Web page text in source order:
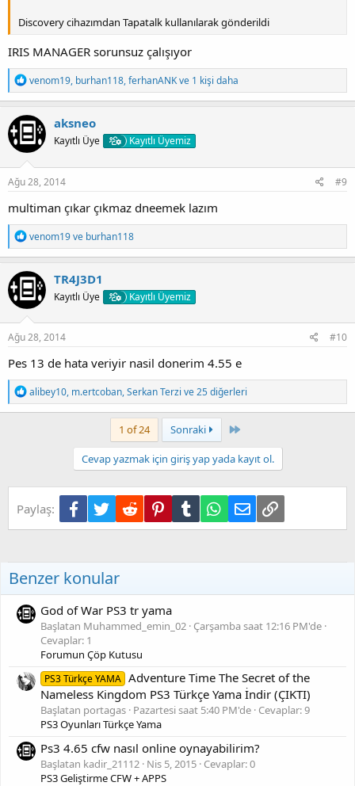
Discovery cihazımdan Tapatalk kullanılarak gönderildi
IRIS MANAGER sorunsuz çalışıyor
T
e
p
k
i
l
e
r
:
venom19, burhan118,ferhanANKve 1 kişi daha
aksneo
Kayıtlı Üye Kayıtlı Üyemiz
Ağu 28, 2014 #9
multiman çıkar çıkmaz dneemek lazım
T
e
p
k
i
l
e
r
:
venom19ve burhan118
TR4J3D1
Kayıtlı Üye Kayıtlı Üyemiz
Ağu 28, 2014 #10
Pes 13 de hata veriyir nasil donerim 4.55 e
T
e
p
:
alibey10, m.ertcoban,Serkan Terzi ve 25 diğerleri
1 of 24 Sonraki Son
Cevap yazmak için giriş yap yada kayıt ol.
Paylaş: Facebook
TwitterReddit PinterestTumblr WhatsApp
E-postaLink
Benzer konular
God of War PS3 tr yama
Başlatan Muhammed_emin_02 Çarşamba saat 12:16 PM'de
Cevaplar: 1
Forumun Çöp Kutusu
PS3 Türkçe YAMA Adventure Time The Secret of the
Nameless Kingdom PS3 Türkçe Yama İndir (ÇIKTI)
Başlatan portagas Pazartesi saat 5:40 PM'de Cevaplar: 9
PS3 Oyunları Türkçe Yama
Ps3 4.65 cfw nasıl online oynayabilirim?
Başlatan kadir_21112 Nis 5, 2015 Cevaplar: 0
PS3 Geliştirme CFW + APPS